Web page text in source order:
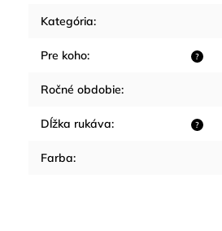
Kategória:
?
Pre koho:
Ročné obdobie:
?
Dĺžka rukáva:
Farba: